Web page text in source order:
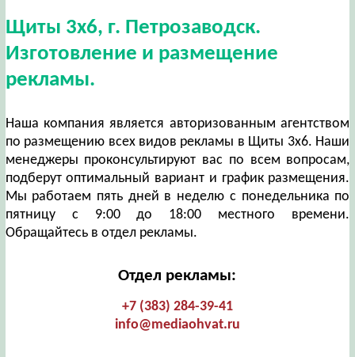
Щиты 3х6, г. Петрозаводск.
Изготовление и размещение
рекламы.
Наша компания является авторизованным агентством
по размещению всех видов рекламы в Щиты 3х6. Наши
менеджеры проконсультируют вас по всем вопросам,
подберут оптимальный вариант и график размещения.
Мы работаем пять дней в неделю с понедельника по
пятницу с 9:00 до 18:00 местного времени.
Обращайтесь в отдел рекламы.
Отдел рекламы:
+7 (383) 284-39-41
info@mediaohvat.ru